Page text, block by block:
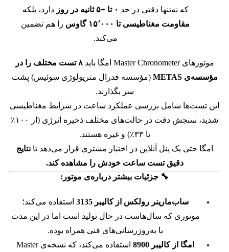
که نه‌تنها دقتی در حد ۰ تا +۵ ثانیه در روز
دارد، بلکه
مقاومت مغناطیسی تا ۱۵٬۰۰۰ گاوس
را هم تضمین
می‌کند.
موتورهای Master Chronometer امگا باید
۸ تست مختلف را در
مؤسسه‌ی METAS
(مؤسسه فدرال متریولوژی سوئیس) پشت
سر بگذارند.
این تست‌ها شامل بررسی عملکرد ساعت در شرایط مغناطیسی
شدید، سنجش دقت در حالت‌های مختلف ذخیره انرژی (از ۱۰۰٪
تا ۳۳٪) و غیره هستند.
امگا حتی یک پنل آنلاین در اختیار مشتری قرار می‌دهد تانتایج
دقیق تست ساعت خودش را مشاهده کند.
🔧 جزئیات بیشتر درباره‌ی موتور:
ساب‌مارینر رولکس از کالیبر 3135
استفاده می‌کند؛
موتوری که سال‌هاست در حال تولید است اما در این مدت
با به‌روزرسانی‌های فنی همراه بوده.
امگا از کالیبر 8900
استفاده می‌کند، که نسخه‌ی Master